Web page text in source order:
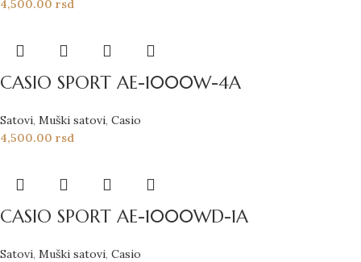
4,500.00 rsd
CASIO SPORT AE-1000W-4A
Satovi, Muški satovi, Casio
4,500.00 rsd
CASIO SPORT AE-1000WD-1A
Satovi, Muški satovi, Casio